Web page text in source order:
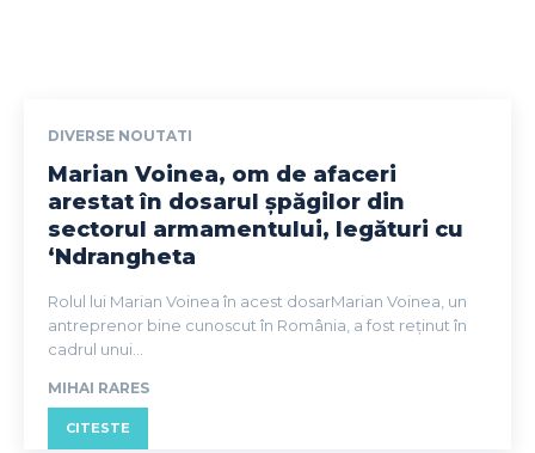
DIVERSE NOUTATI
Marian Voinea, om de afaceri
arestat în dosarul șpăgilor din
sectorul armamentului, legături cu
‘Ndrangheta
Rolul lui Marian Voinea în acest dosarMarian Voinea, un
antreprenor bine cunoscut în România, a fost reținut în
cadrul unui...
MIHAI RARES
CITESTE